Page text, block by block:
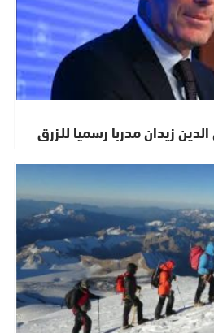
زيدان مدربا رسميا للـزرق